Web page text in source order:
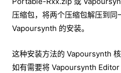
压缩包，将两个压缩包解压到同
Vapoursynth 的安装。
这种安装方法的 Vapoursynth
如有需要将 Vapoursynth